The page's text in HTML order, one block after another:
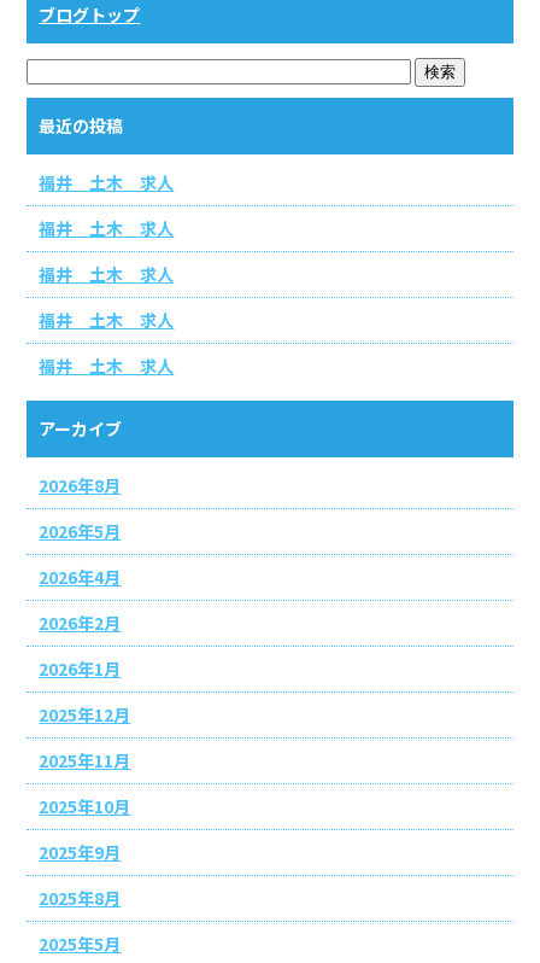
ブログトップ
最近の投稿
福井 土木 求人
福井 土木 求人
福井 土木 求人
福井 土木 求人
福井 土木 求人
アーカイブ
2026年8月
2026年5月
2026年4月
2026年2月
2026年1月
2025年12月
2025年11月
2025年10月
2025年9月
2025年8月
2025年5月